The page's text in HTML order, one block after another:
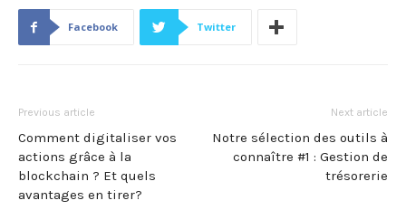
Facebook Twitter
Previous article
Comment digitaliser vos
actions grâce à la
blockchain ? Et quels
avantages en tirer?
Next article
Notre sélection des outils à
connaître #1 : Gestion de
trésorerie